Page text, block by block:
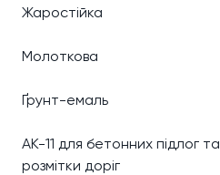
Жаростійка
Молоткова
Ґрунт-емаль
АК-11 для бетонних підлог та
розмітки доріг